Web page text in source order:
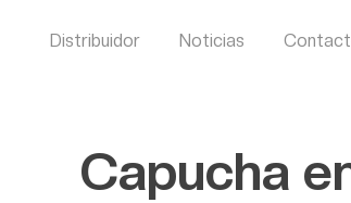
Distribuidor NoticiasBusca
Capucha